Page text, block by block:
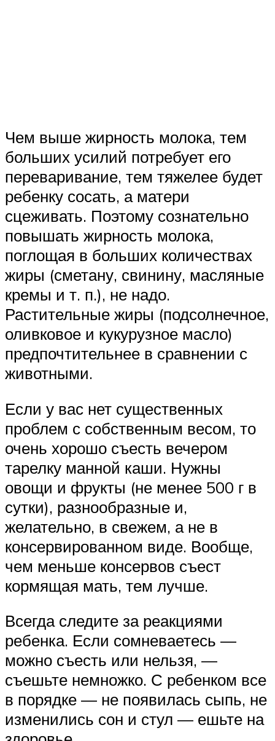
Чем выше жирность молока, тем
больших усилий потребует его
переваривание, тем тяжелее будет
ребенку сосать, а матери
сцеживать. Поэтому сознательно
повышать жирность молока,
поглощая в больших количествах
жиры (сметану, свинину, масляные
кремы и т. п.), не надо.
Растительные жиры (подсолнечное,
оливковое и кукурузное масло)
предпочтительнее в сравнении с
животными.
Если у вас нет существенных
проблем с собственным весом, то
очень хорошо съесть вечером
тарелку манной каши. Нужны
овощи и фрукты (не менее 500 г в
сутки), разнообразные и,
желательно, в свежем, а не в
консервированном виде. Вообще,
чем меньше консервов съест
кормящая мать, тем лучше.
Всегда следите за реакциями
ребенка. Если сомневаетесь —
можно съесть или нельзя, —
съешьте немножко. С ребенком все
в порядке — не появилась сыпь, не
изменились сон и стул — ешьте на